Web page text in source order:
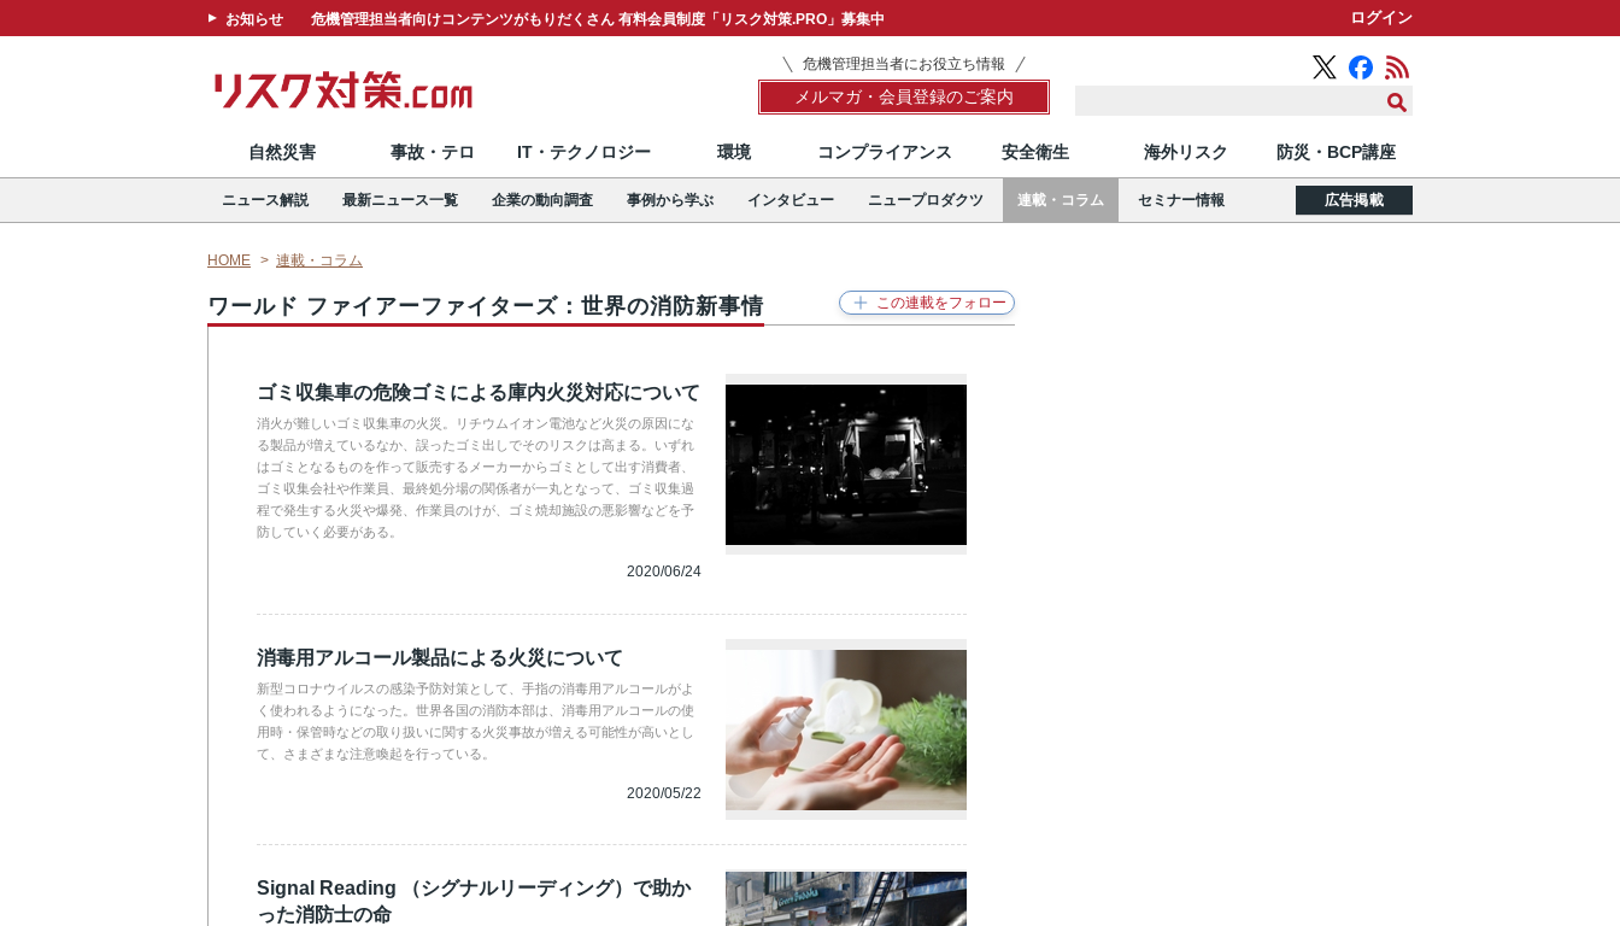
お知らせ 危機管理担当者向けコンテンツがもりだくさん 有料会員制度「リスク対策.PRO」募集中 ログイン
危機管理担当者にお役立ち情報
メルマガ・会員登録のご案内
自然災害 事故・テロ IT・テクノロジー 環境 コンプライアンス 安全衛生 海外リスク 防災・BCP講座
ニュース解説 最新ニュース一覧 企業の動向調査 事例から学ぶ インタビュー ニュープロダクツ 連載・コラム セミナー情報 広告掲載
HOME 連載・コラム
ワールド ファイアーファイターズ：世界の消防新事情
ゴミ収集車の危険ゴミによる庫内火災対応について
消火が難しいゴミ収集車の火災。リチウムイオン電池など火災の原因にな
る製品が増えているなか、誤ったゴミ出しでそのリスクは高まる。いずれ
はゴミとなるものを作って販売するメーカーからゴミとして出す消費者、
ゴミ収集会社や作業員、最終処分場の関係者が一丸となって、ゴミ収集過
程で発生する火災や爆発、作業員のけが、ゴミ焼却施設の悪影響などを予
防していく必要がある。
2020/06/24
消毒用アルコール製品による火災について
新型コロナウイルスの感染予防対策として、手指の消毒用アルコールがよ
く使われるようになった。世界各国の消防本部は、消毒用アルコールの使
用時・保管時などの取り扱いに関する火災事故が増える可能性が高いとし
て、さまざまな注意喚起を行っている。
2020/05/22
Signal Reading （シグナルリーディング）で助か
った消防士の命